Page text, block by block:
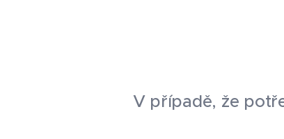
V případě, že